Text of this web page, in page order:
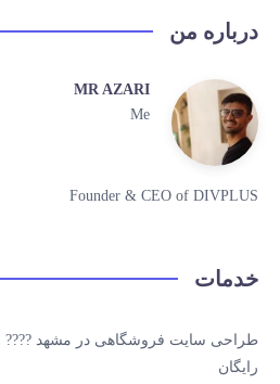
درباره من
MR AZARI
Me
Founder & CEO of DIVPLUS
خدمات
طراحی سایت فروشگاهی در مشهد ????
رایگان